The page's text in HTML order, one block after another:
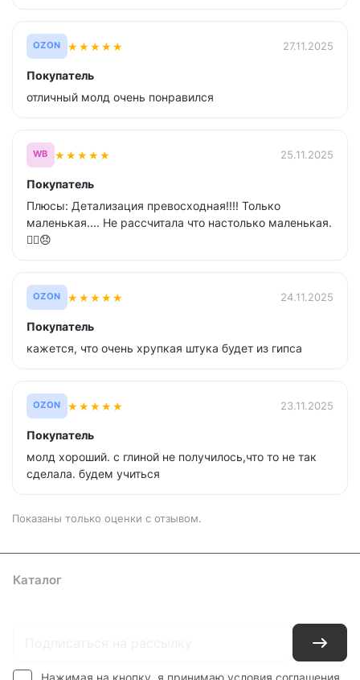
OZON ★★★★★ 27.11.2025
Покупатель
отличный молд очень понравился
WB ★★★★★ 25.11.2025
Покупатель
Плюсы: Детализация превосходная!!!! Только
маленькая.... Не рассчитала что настолько маленькая.
😮‍💨😞
OZON ★★★★★ 24.11.2025
Покупатель
кажется, что очень хрупкая штука будет из гипса
OZON ★★★★★ 23.11.2025
Покупатель
молд хороший. с глиной не получилось,что то не так
сделала. будем учиться
Показаны только оценки с отзывом.
Каталог
Нажимая на кнопку, я принимаю условия соглашения.